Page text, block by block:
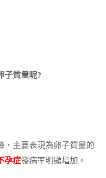
子質量呢?
，主要表現為卵子質量的
孕症發病率明顯增加。